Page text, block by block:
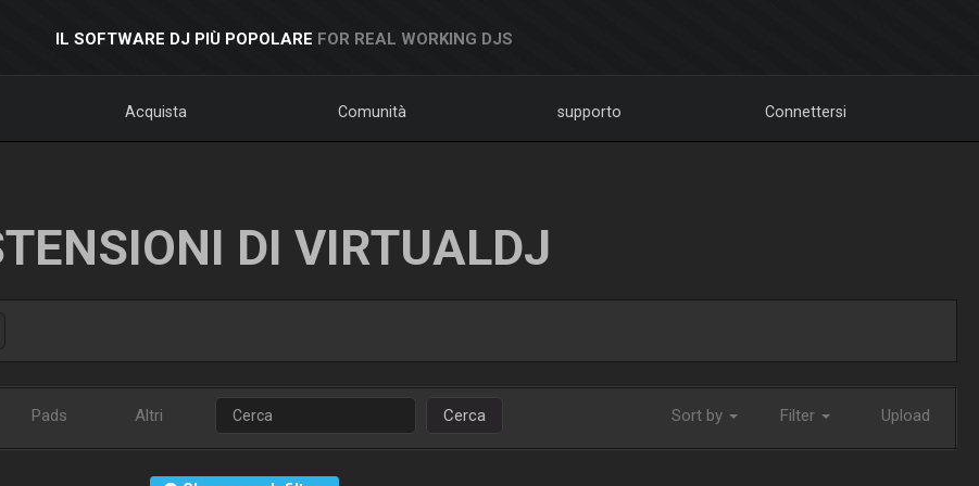
IL SOFTWARE DJ PIÙ POPOLARE FOR REAL WORKING DJS
Acquista Comunità supporto Connettersi
DI VIRTUALDJ
Pads Altri Cerca Sort by Filter Upload